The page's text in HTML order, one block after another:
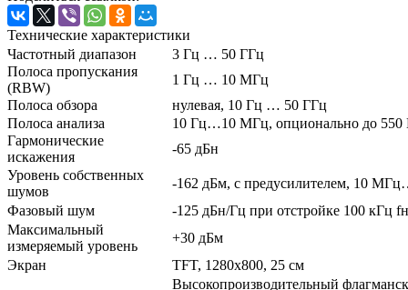
Технические характеристики
Частотный диапазон
3 Гц … 50 ГГц
Полоса пропускания
(RBW)
1 Гц … 10 МГц
Полоса обзора
нулевая, 10 Гц … 50 ГГц
Полоса анализа
10 Гц…10 МГц, опционально до
Гармонические
искажения
-65 дБн
Уровень собственных
шумов
-162 дБм, с предусилителем, 10
Фазовый шум
-125 дБн/Гц при отстройке 100 кГц
Максимальный
измеряемый уровень
+30 дБм
Экран
TFT, 1280х800, 25 см
Высокопроизводительный